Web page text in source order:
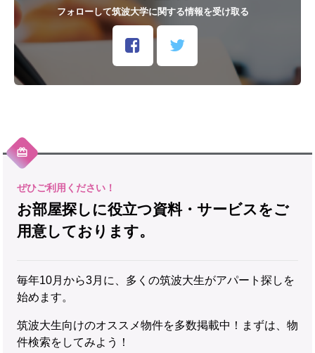
フォローして筑波大学に関する情報を受け取る
お部屋探しに役立つ資料・サービスをご
用意しております。
毎年10月から3月に、多くの筑波大生がアパート探しを
始めます。
筑波大生向けのオススメ物件を多数掲載中！まずは、物
件検索をしてみよう！